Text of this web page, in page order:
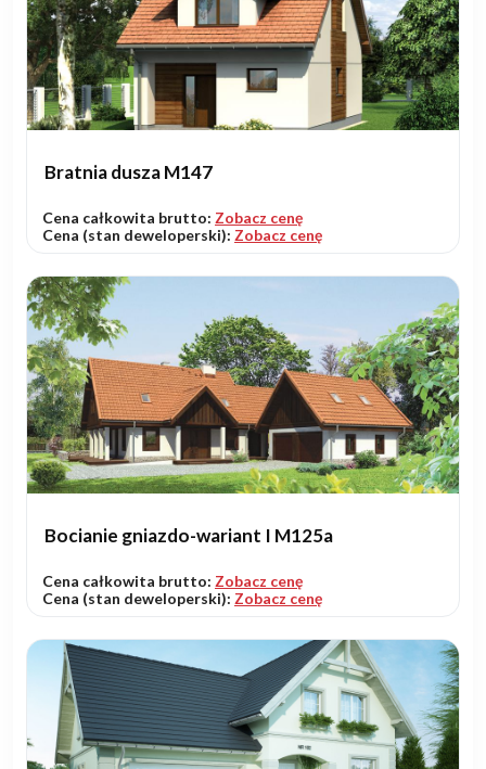
Bratnia dusza M147
Cena całkowita brutto: Zobacz cenę
Cena (stan deweloperski): Zobacz cenę
Bocianie gniazdo-wariant I M125a
Cena całkowita brutto: Zobacz cenę
Cena (stan deweloperski): Zobacz cenę